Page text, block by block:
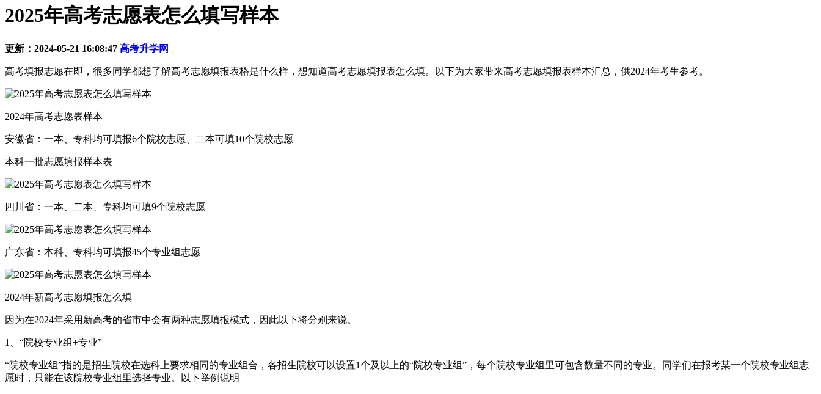
2025年高考志愿表怎么填写样本
更新：2024-05-21 16:08:47 高考升学网
高考填报志愿在即，很多同学都想了解高考志愿填报表格是什么样，想知道高考志愿填报表怎么填。以下为大家带来高考志愿填报表样本汇总，供2024年考生参考。
2024年高考志愿表样本
安徽省：一本、专科均可填报6个院校志愿、二本可填10个院校志愿
本科一批志愿填报样本表
四川省：一本、二本、专科均可填9个院校志愿
广东省：本科、专科均可填报45个专业组志愿
2024年新高考志愿填报怎么填
因为在2024年采用新高考的省市中会有两种志愿填报模式，因此以下将分别来说。
1、“院校专业组+专业”
“院校专业组”指的是招生院校在选科上要求相同的专业组合，各招生院校可以设置1个及以上的“院校专业组”，每个院校专业组里可包含数量不同的专业。同学们在报考某一个院校专业组志
愿时，只能在该院校专业组里选择专业。以下举例说明